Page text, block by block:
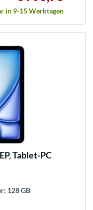
in 9-15 Werktagen
Tablet-PC
128 GB